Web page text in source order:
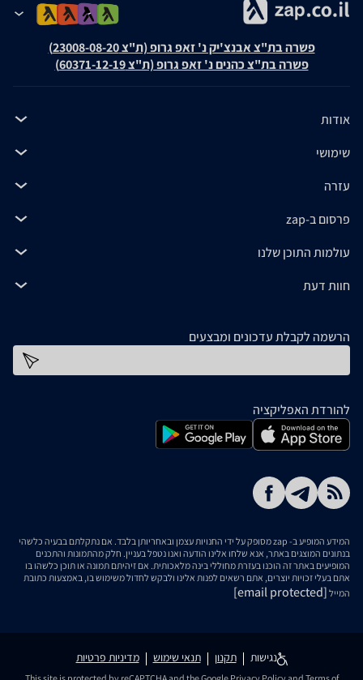
פשרה בת"צ אבנצ'יק נ' זאפ גרופ (ת"צ 23008-08-20)
פשרה בת"צ כהנים נ' זאפ גרופ (ת"צ 60371-12-19)
אודות
שימושי
עזרה
פרסום ב-zap
עולמות התוכן שלנו
חוות דעת
הרשמה לקבלת עדכונים ומבצעים
להורדת האפליקציה
המידע המופיע ב- zap מסופק על ידי החנויות עצמן ובאחריותן בלבד. אם נתקלתם בבעיה כלשהי
בנתונים המוצגים באתר, אנא שלחו אלינו הודעה ואנו נטפל בעניין. חלק מהתמונות והתכנים
המופיעים באתר זה הוכנו בעזרת מחוללי בינה מלאכותית. אם זיהיתם תמונה או תוכן כלשהו בו
אתם בעלי זכויות יוצרים, אתם רשאים לפנות אלינו ולבקש לחדול משימוש בו, באמצעות כתובת
המייל [email protected]
נגישות תקנון תנאי שימוש מדיניות פרטיות